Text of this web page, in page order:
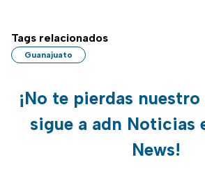
Tags relacionados
Guanajuato
¡No te pierdas
sigue a adn Noticias
News!